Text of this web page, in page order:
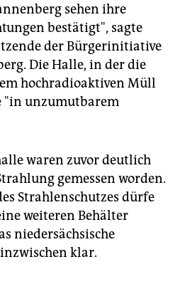
sehen ihre
bestätigt", sagte
der Bürgerinitiative
Die Halle, in der die
hochradioaktiven Müll
"in unzumutbarem
waren zuvor deutlich
gemessen worden.
Strahlenschutzes dürfe
weiteren Behälter
niedersächsische
klar.